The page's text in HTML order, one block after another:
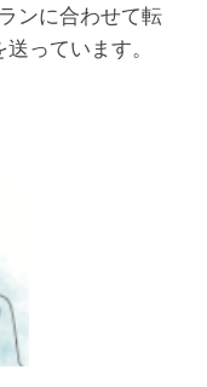
ンに合わせて転
っています。